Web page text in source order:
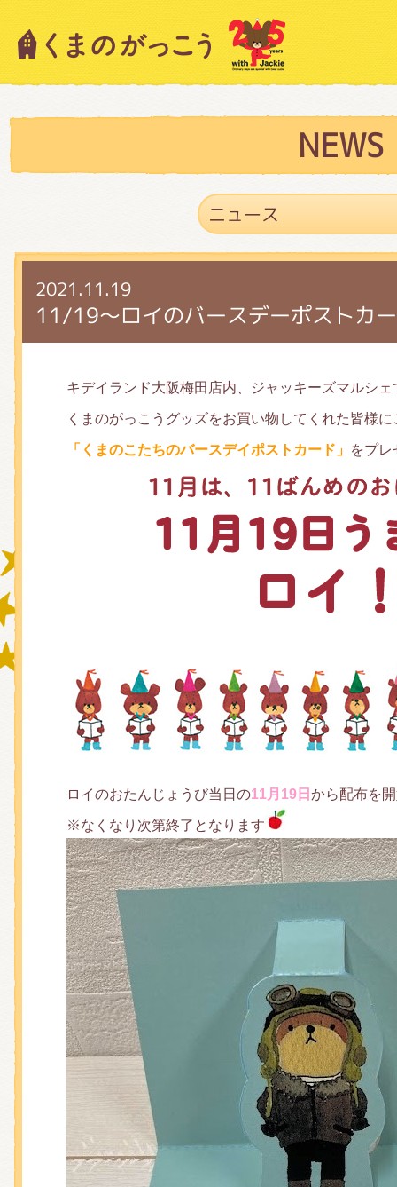
NEWS
2021.11.19
11/19～ロイのバースデーポストカ
キデイランド大阪梅田店内、ジャッキーズマルシェ
くまのがっこうグッズをお買い物してくれた皆様
「くまのこたちのバースデイポストカード」 をプレ
ロイのおたんじょうび当日の11月19日 から配布を
※なくなり次第終了となります
キャラクター紹介
スタッフブログ
絵本・作家紹介
ショップインフォメーション
グッズインフォメーション
ミュージカル・コンサート
チア ジャッキーズ！
くまのがっこう しょくいんしつ
くまのがっこう 家庭科部